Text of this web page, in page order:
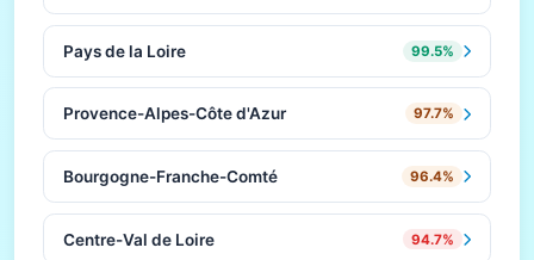
Pays de la Loire 99.5%
Provence-Alpes-Côte d'Azur 97.7%
Bourgogne-Franche-Comté 96.4%
Centre-Val de Loire 94.7%